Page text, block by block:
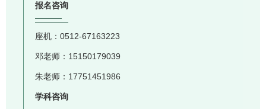
报名咨询
座机：0512-67163223
邓老师：15150179039
朱老师：17751451986
学科咨询